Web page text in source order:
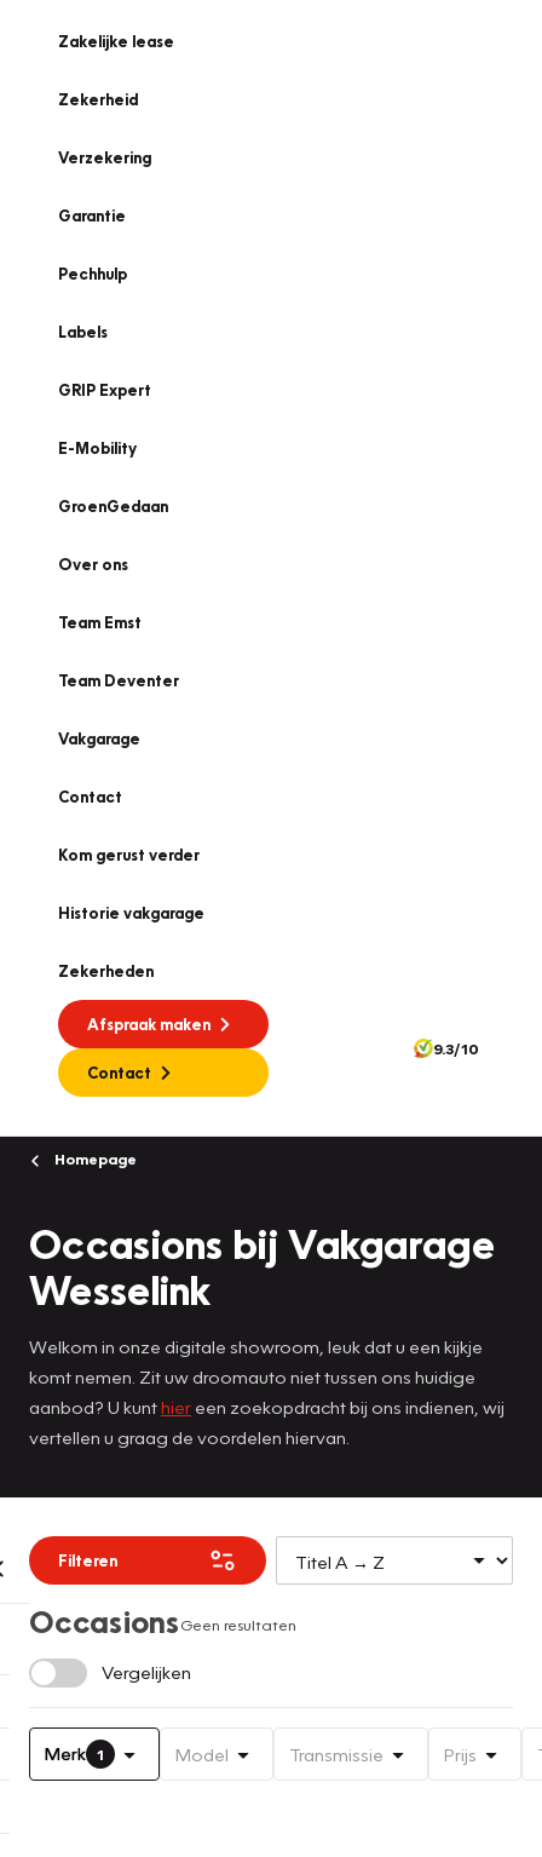
Zakelijke lease
Zekerheid
Verzekering
Garantie
Pechhulp
Labels
GRIP Expert
E-Mobility
GroenGedaan
Over ons
Team Emst
Team Deventer
Vakgarage
Contact
Kom gerust verder
Historie vakgarage
Zekerheden
Afspraak maken
Contact
9.3/10
Homepage
Occasions bij Vakgarage
Wesselink
Welkom in onze digitale showroom, leuk dat u een kijkje
komt nemen. Zit uw droomauto niet tussen ons huidige
aanbod? U kunthier een zoekopdracht bij ons indienen, wij
vertellen u graag de voordelen hiervan.
Filteren
OccasionsGeen resultaten
Vergelijken
Merk 1 Model Transmissie Prijs